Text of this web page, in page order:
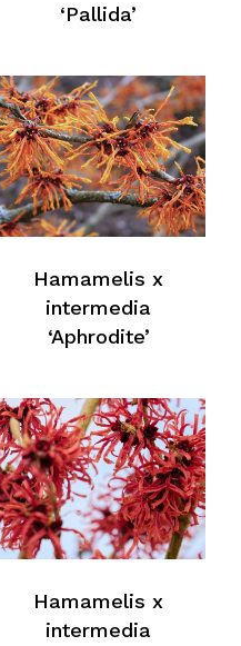
‘Pallida’
Hamamelis x
intermedia
‘Aphrodite’
Hamamelis x
intermedia